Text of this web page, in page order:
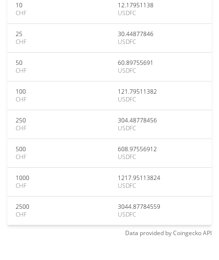
10
CHF
12.17951138
USDFC
25
CHF
30.44877846
USDFC
50
CHF
60.89755691
USDFC
100
CHF
121.79511382
USDFC
250
CHF
304.48778456
USDFC
500
CHF
608.97556912
USDFC
1000
CHF
1217.95113824
USDFC
2500
CHF
3044.87784559
USDFC
Data provided byCoingeckoAPI